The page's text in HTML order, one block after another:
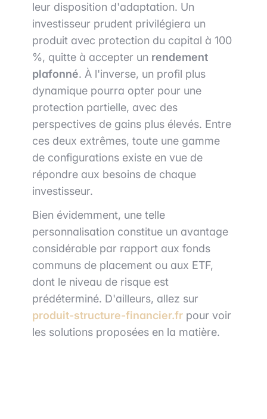
leur disposition d'adaptation. Un
investisseur prudent privilégiera un
produit avec protection du capital à 100
%, quitte à accepter un rendement
plafonné. À l'inverse, un profil plus
dynamique pourra opter pour une
protection partielle, avec des
perspectives de gains plus élevés. Entre
ces deux extrêmes, toute une gamme
de configurations existe en vue de
répondre aux besoins de chaque
investisseur.
Bien évidemment, une telle
personnalisation constitue un avantage
considérable par rapport aux fonds
communs de placement ou aux ETF,
dont le niveau de risque est
prédéterminé. D'ailleurs, allez sur
produit-structure-financier.fr pour voir
les solutions proposées en la matière.